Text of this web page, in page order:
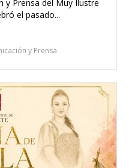
y Prensa del Muy Ilustre
el pasado...
y Prensa